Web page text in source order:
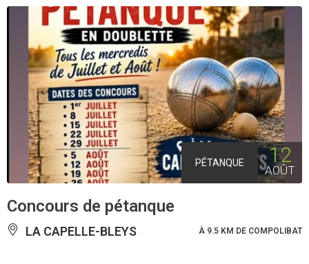
PÉTANQUE 12
AOÛT
Concours de pétanque
LA CAPELLE-BLEYS À 9.5 KM DE COMPOLIBAT